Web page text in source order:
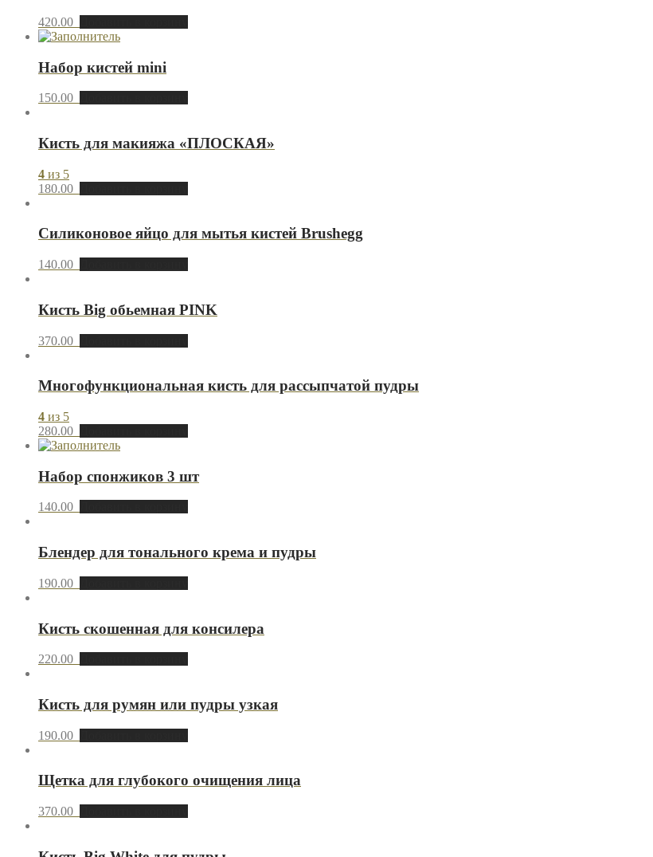
420.00
Набор кистей mini
150.00
Кисть для макияжа «ПЛОСКАЯ»
4 из 5
180.00
Силиконовое яйцо для мытья кистей Brushegg
140.00
Кисть Big обьемная PINK
370.00
Многофункциональная кисть для рассыпчатой пудры
4 из 5
280.00
Набор спонжиков 3 шт
140.00
Блендер для тонального крема и пудры
190.00
Кисть скошенная для консилера
220.00
Кисть для румян или пудры узкая
190.00
Щетка для глубокого очищения лица
370.00